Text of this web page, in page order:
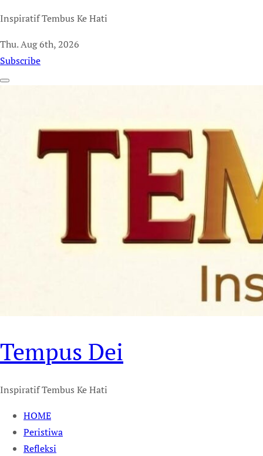
Inspiratif Tembus Ke Hati
Thu. Aug 6th, 2026
Subscribe
Tempus Dei
Inspiratif Tembus Ke Hati
HOME
Peristiwa
Refleksi